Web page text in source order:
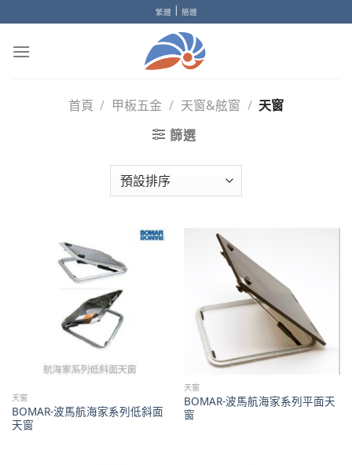
to
content
繁體 | 簡體
首頁 / 甲板五金 / 天窗&舷窗 / 天窗
篩選
天窗
BOMAR-波馬航海家系列低斜面
天窗
天窗
BOMAR-波馬航海家系列平面天
窗